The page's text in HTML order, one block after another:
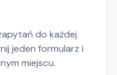
do każdej
jeden formularz i
miejscu.